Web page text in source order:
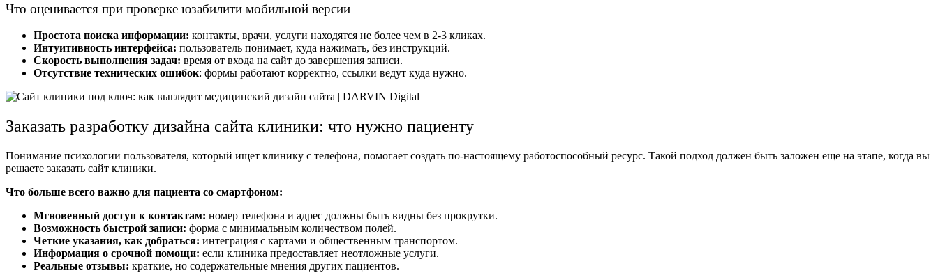
Что оценивается при проверке юзабилити мобильной версии
Простота поиска информации: контакты, врачи, услуги находятся не более чем в 2-3 кликах.
Интуитивность интерфейса: пользователь понимает, куда нажимать, без инструкций.
Скорость выполнения задач: время от входа на сайт до завершения записи.
Отсутствие технических ошибок: формы работают корректно, ссылки ведут куда нужно.
Заказать разработку дизайна сайта клиники: что нужно пациенту
Понимание психологии пользователя, который ищет клинику с телефона, помогает создать по-настоящему работоспособный ресурс. Такой подход должен быть заложен еще на этапе, когда вы
решаете заказать сайт клиники.
Что больше всего важно для пациента со смартфоном:
Мгновенный доступ к контактам: номер телефона и адрес должны быть видны без прокрутки.
Возможность быстрой записи: форма с минимальным количеством полей.
Четкие указания, как добраться: интеграция с картами и общественным транспортом.
Информация о срочной помощи: если клиника предоставляет неотложные услуги.
Реальные отзывы: краткие, но содержательные мнения других пациентов.